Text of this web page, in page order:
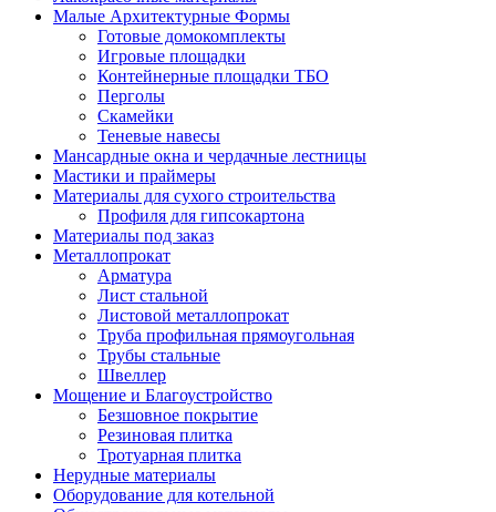
Малые Архитектурные Формы
Готовые домокомплекты
Игровые площадки
Контейнерные площадки ТБО
Перголы
Скамейки
Теневые навесы
Мансардные окна и чердачные лестницы
Мастики и праймеры
Материалы для сухого строительства
Профиля для гипсокартона
Материалы под заказ
Металлопрокат
Арматура
Лист стальной
Листовой металлопрокат
Труба профильная прямоугольная
Трубы стальные
Швеллер
Мощение и Благоустройство
Безшовное покрытие
Резиновая плитка
Тротуарная плитка
Нерудные материалы
Оборудование для котельной